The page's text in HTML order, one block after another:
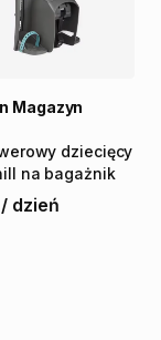
dziecięcy
na bagażnik
Magazyn
/ dzień